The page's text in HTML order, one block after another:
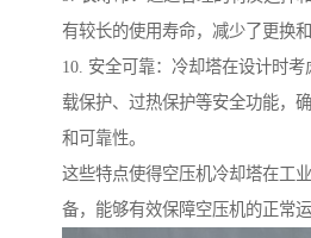
有较长的使用寿命，减少了更换和
10. 安全可靠：冷却塔在设计时
载保护、过热保护等安全功能，
和可靠性。
这些特点使得空压机冷却塔在工
备，能够有效保障空压机的正常